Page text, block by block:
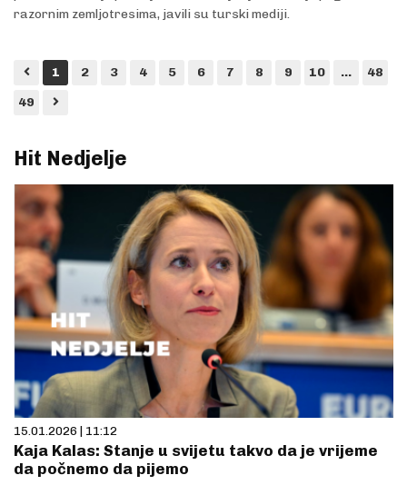
razornim zemljotresima, javili su turski mediji.
1 2 3 4 5 6 7 8 9 10 ...
48
49
Hit Nedjelje
15.01.2026 | 11:12
Kaja Kalas: Stanje u svijetu takvo da je vrijeme
da počnemo da pijemo